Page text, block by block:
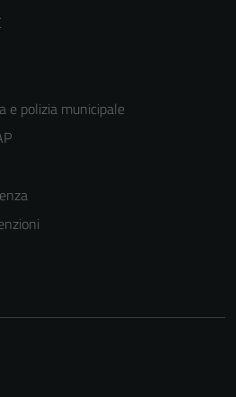
e polizia municipale